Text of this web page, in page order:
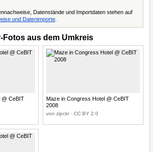
Datenstände und Importdaten stehen auf
und Datenimporte
Fotos aus dem Umkreis
@ CeBIT
Maze in Congress Hotel @ CeBIT
2008
von zipckr · CC BY 2.0